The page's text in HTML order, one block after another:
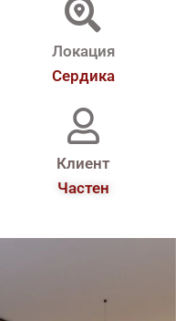
Локация
Сердика
Клиент
Частен